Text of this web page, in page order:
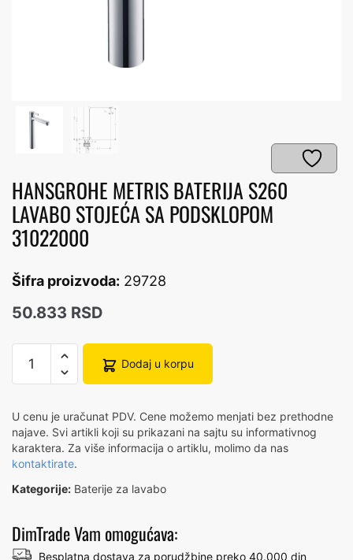
HANSGROHE METRIS BATERIJA S260
LAVABO STOJEĆA SA PODSKLOPOM
31022000
Šifra proizvoda: 29728
50.833 RSD
U cenu je uračunat PDV. Cene možemo menjati bez prethodne
najave. Svi artikli koji su prikazani na sajtu su informativnog
karaktera. Za više informacija o artiklu, molimo da nas
kontaktirate.
Kategorije: Baterije za lavabo
HANSGROHE
METRIS
S260
LAVABO
STOJEĆA
SA
PODSKLOPOM
Dodaj u korpu
DimTrade Vam omogućava:
Besplatna dostava za porudžbine preko 40.000 din